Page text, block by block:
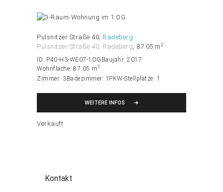
Pulsnitzer Straße 40 Radeberg
Pulsnitzer Straße 40, Radeberg 87.05 m2
ID: P40-H3-WE07-1OG Baujahr: 2017
Wohnfläche: 87.05 m 2
Zimmer: 3Badezimmer: 1 PKW-Stellplätze: 1
WEITERE INFOS
Verkauft
Kontakt